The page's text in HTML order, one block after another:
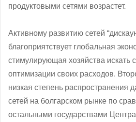
продуктовыми сетями возрастет.
Активному развитию сетей
благоприятствует глобальная
стимулирующая хозяйства искать
оптимизации своих расходов.
низкая степень распространения
сетей на болгарском рынке по
остальными государствами